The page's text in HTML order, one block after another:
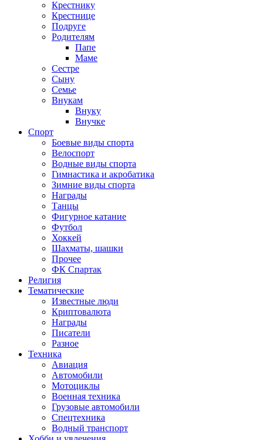
Крестнику
Крестнице
Подруге
Родителям
Папе
Маме
Сестре
Сыну
Семье
Внукам
Внуку
Внучке
Спорт
Боевые виды спорта
Велоспорт
Водные виды спорта
Гимнастика и акробатика
Зимние виды спорта
Награды
Танцы
Фигурное катание
Футбол
Хоккей
Шахматы, шашки
Прочее
ФК Спартак
Религия
Тематические
Известные люди
Криптовалюта
Награды
Писатели
Разное
Техника
Авиация
Автомобили
Мотоциклы
Военная техника
Грузовые автомобили
Спецтехника
Водный транспорт